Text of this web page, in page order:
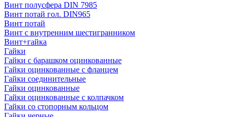
Винт полусфера DIN 7985
Винт потай гол. DIN965
Винт потай
Винт с внутренним шестигранником
Винт+гайка
Гайки
Гайки с барашком оцинкованные
Гайки оцинкованные с фланцем
Гайки соединительные
Гайки оцинкованные
Гайки оцинкованные с колпачком
Гайки со стопорным кольцом